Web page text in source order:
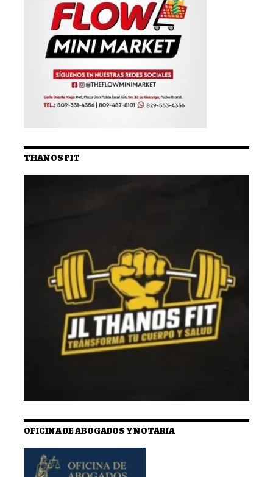
THANOS FIT
OFICINA DE ABOGADOS Y NOTARIA